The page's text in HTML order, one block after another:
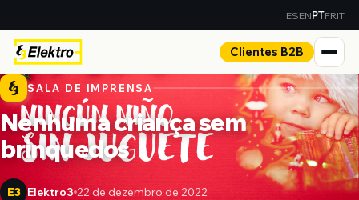
ESENPTFRIT
Clientes B2B
SALA DE IMPRENSA
Nenhuma criança sem
brinquedos
E3 Elektro3 22 de dezembro de 2022